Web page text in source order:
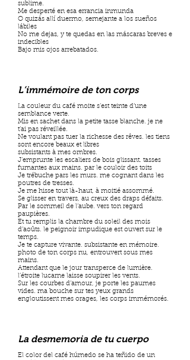
sublime.
Me desperté en esa errancia inmunda
O quizás allí duermo, semejante a los sueños
lábiles
No me dejas, y te quedas en las máscaras breves e
indecibles
Bajo mis ojos arrebatados.
L’immémoire de ton corps
La couleur du café moite s’est teinte d’une
semblance verte.
Mis en sachet dans la petite tasse blanche. je ne
t’ai pas réveillée.
Ne voulant pas tuer la richesse des rêves. les tiens
sont encore beaux et libres
subsistants à mes ombres.
J’emprunte les escaliers de bois glissant. tasses
fumantes aux mains. par le couloir des toits
Je trébuche pars les murs. me cognant dans les
poutres de tresses.
Je me hisse tout là-haut, à moitié assommé.
Se glisser en travers, au creux des draps défaits.
Par le sommeil de l’aube. vers ton regard
paupières.
Et tu remplis la chambre du soleil des mois
d’aoûts. le peignoir impudique est ouvert sur le
temps.
Je te capture vivante. subsistante en mémoire.
photo de ton corps nu, entrouvert sous mes
mains.
Attendant que le jour transperce de lumière.
l’étroite lucarne laisse soupirer les vents.
Sur les courbes d’amour, je porte les paumes
vides. ma bouche sur tes yeux grands
engloutissent mes orages, les corps immémorés.
La desmemoria de tu cuerpo
El color del café húmedo se ha teñido de un